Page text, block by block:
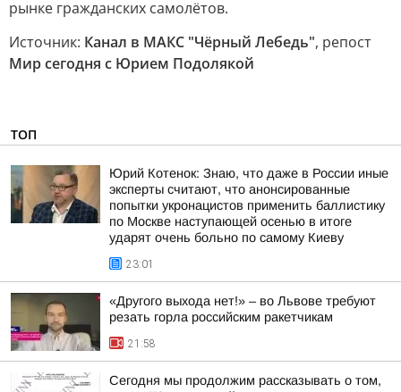
рынке гражданских самолётов.
Источник: Канал в МАКС "Чёрный Лебедь", репост
Мир сегодня с Юрием Подолякой
ТОП
Юрий Котенок: Знаю, что даже в России иные
эксперты считают, что анонсированные
попытки укронацистов применить баллистику
по Москве наступающей осенью в итоге
ударят очень больно по самому Киеву
23:01
«Другого выхода нет!» – во Львове требуют
резать горла российским ракетчикам
21:58
Сегодня мы продолжим рассказывать о том,